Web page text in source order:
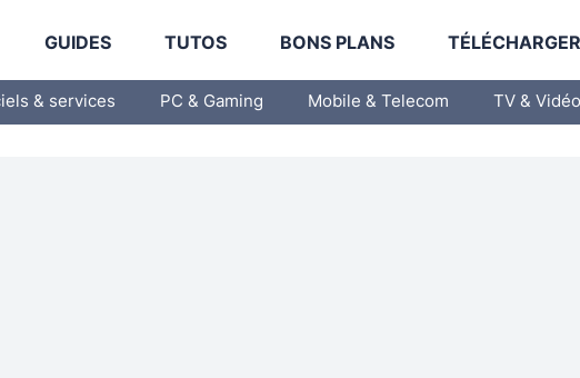
GUIDES TUTOS BONS PLANS
& services PC & Gaming Mobile & Telecom TV & Vidéo